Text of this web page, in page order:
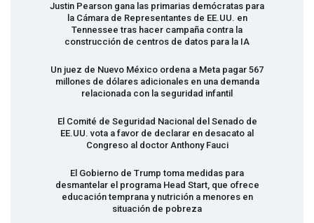
Justin Pearson gana las primarias demócratas para
la Cámara de Representantes de EE.UU. en
Tennessee tras hacer campaña contra la
construcción de centros de datos para la IA
Un juez de Nuevo México ordena a Meta pagar 567
millones de dólares adicionales en una demanda
relacionada con la seguridad infantil
El Comité de Seguridad Nacional del Senado de
EE.UU. vota a favor de declarar en desacato al
Congreso al doctor Anthony Fauci
El Gobierno de Trump toma medidas para
desmantelar el programa Head Start, que ofrece
educación temprana y nutrición a menores en
situación de pobreza